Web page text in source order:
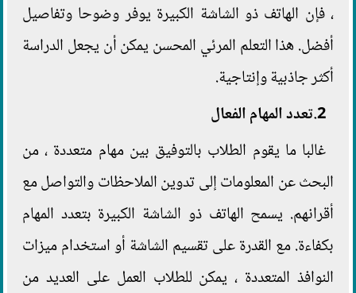
، فإن الهاتف ذو الشاشة الكبيرة يوفر وضوحا وتفاصيل
أفضل. هذا التعلم المرئي المحسن يمكن أن يجعل الدراسة
أكثر جاذبية وإنتاجية.
2.تعدد المهام الفعال
غالبا ما يقوم الطلاب بالتوفيق بين مهام متعددة ، من
البحث عن المعلومات إلى تدوين الملاحظات والتواصل مع
أقرانهم. يسمح الهاتف ذو الشاشة الكبيرة بتعدد المهام
بكفاءة. مع القدرة على تقسيم الشاشة أو استخدام ميزات
النوافذ المتعددة ، يمكن للطلاب العمل على العديد من